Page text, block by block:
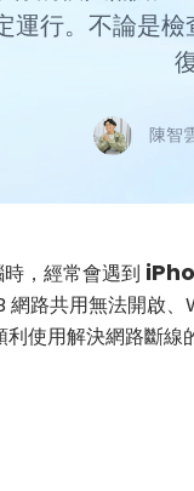
行。不論是
陳智
，經常會遇到
網路共用無法開啟
使用解決網路斷線